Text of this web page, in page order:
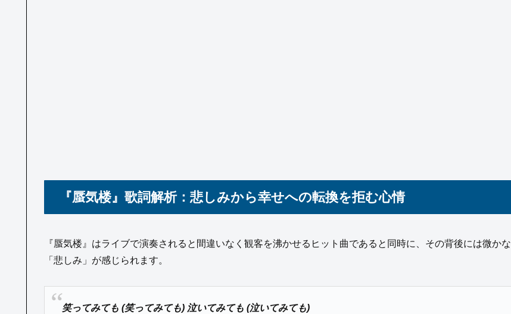
『蜃気楼』歌詞解析：悲しみから幸せへの転換を拒む心情
『蜃気楼』はライブで演奏されると間違いなく観客を沸かせるヒット曲であると同時に、その背後には微かな
「悲しみ」が感じられます。
笑ってみても (笑ってみても) 泣いてみても (泣いてみても)